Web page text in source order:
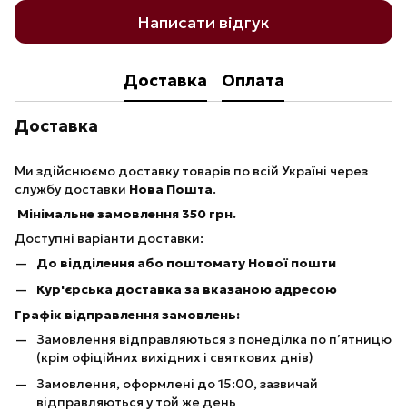
Написати відгук
Доставка Оплата
Доставка
Ми здійснюємо доставку товарів по всій Україні через
службу доставки Нова Пошта.
Мінімальне замовлення 350 грн.
Доступні варіанти доставки:
До відділення або поштомату Нової пошти
Кур'єрська доставка за вказаною адресою
Графік відправлення замовлень:
Замовлення відправляються з понеділка по п’ятницю
(крім офіційних вихідних і святкових днів)
Замовлення, оформлені до 15:00, зазвичай
відправляються у той же день